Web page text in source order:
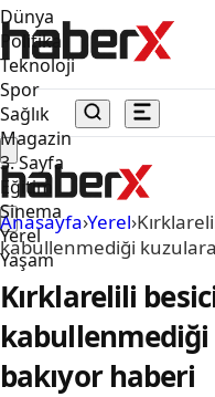
Dünya
Politika
Teknoloji
Spor
Sağlık
Magazin
3. Sayfa
Eğitim
Sinema
Yerel
Yaşam
Anasayfa›Yerel›
kabullenmediği
Kırklarelili
bakıyor haberi